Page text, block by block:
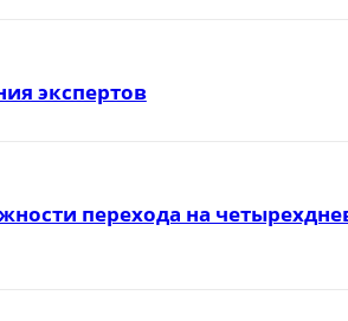
экспертов
перехода на